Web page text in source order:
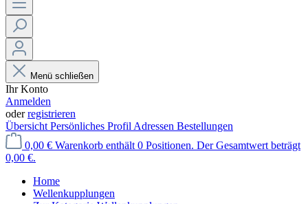
Menü schließen
Ihr Konto
Anmelden
oderregistrieren
Übersicht Persönliches Profil Adressen Bestellungen
0,00 € Warenkorb enthält 0 Positionen. Der Gesamtwert beträgt
0,00 €.
Home
Wellenkupplungen